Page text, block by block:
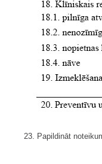
23. Papildināt